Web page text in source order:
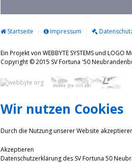
Startseite Impressum
Ein Projekt von WEBBYTE SYSTEMS und LOGO
Copyright © 2015 SV Fortuna '50
Wir nutzen Cookies
Durch die Nutzung unserer Website
Akzeptieren
Datenschutzerklärung des SV Fortuna 50